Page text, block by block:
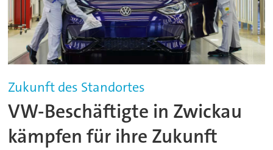
Zukunft des Standortes
VW-Beschäftigte in Zwickau
kämpfen für ihre Zukunft